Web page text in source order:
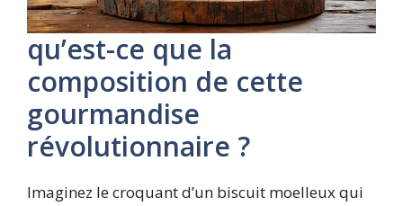
qu’est-ce que la
composition de cette
gourmandise
révolutionnaire ?
Imaginez le croquant d’un biscuit moelleux qui